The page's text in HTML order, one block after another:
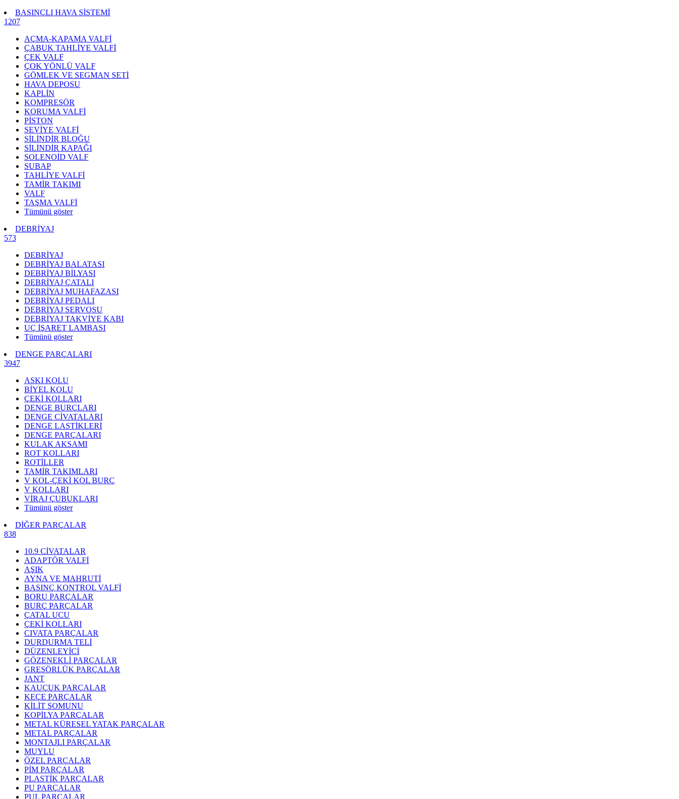
BASINÇLI HAVA SİSTEMİ
1207
AÇMA-KAPAMA VALFİ
ÇABUK TAHLİYE VALFİ
ÇEK VALF
ÇOK YÖNLÜ VALF
GÖMLEK VE SEGMAN SETİ
HAVA DEPOSU
KAPLİN
KOMPRESÖR
KORUMA VALFİ
PİSTON
SEVİYE VALFİ
SİLİNDİR BLOĞU
SİLİNDİR KAPAĞI
SOLENOİD VALF
SUBAP
TAHLİYE VALFİ
TAMİR TAKIMI
VALF
TAŞMA VALFİ
Tümünü göster
DEBRİYAJ
573
DEBRİYAJ
DEBRİYAJ BALATASI
DEBRİYAJ BİLYASI
DEBRİYAJ ÇATALI
DEBRİYAJ MUHAFAZASI
DEBRİYAJ PEDALI
DEBRİYAJ SERVOSU
DEBRİYAJ TAKVİYE KABI
UÇ İŞARET LAMBASI
Tümünü göster
DENGE PARÇALARI
3947
ASKI KOLU
BİYEL KOLU
ÇEKİ KOLLARI
DENGE BURÇLARI
DENGE CİVATALARI
DENGE LASTİKLERİ
DENGE PARÇALARI
KULAK AKSAMI
ROT KOLLARI
ROTİLLER
TAMİR TAKIMLARI
V KOL-ÇEKİ KOL BURÇ
V KOLLARI
VİRAJ ÇUBUKLARI
Tümünü göster
DİĞER PARÇALAR
838
10.9 CİVATALAR
ADAPTÖR VALFİ
AŞIK
AYNA VE MAHRUTİ
BASINÇ KONTROL VALFİ
BORU PARÇALAR
BURÇ PARÇALAR
ÇATAL UCU
ÇEKİ KOLLARI
CIVATA PARÇALAR
DURDURMA TELİ
DÜZENLEYİCİ
GÖZENEKLİ PARÇALAR
GRESÖRLÜK PARÇALAR
JANT
KAUÇUK PARÇALAR
KEÇE PARÇALAR
KİLİT SOMUNU
KOPİLYA PARÇALAR
METAL KÜRESEL YATAK PARÇALAR
METAL PARÇALAR
MONTAJLI PARÇALAR
MUYLU
ÖZEL PARÇALAR
PİM PARÇALAR
PLASTİK PARÇALAR
PU PARÇALAR
PUL PARÇALAR